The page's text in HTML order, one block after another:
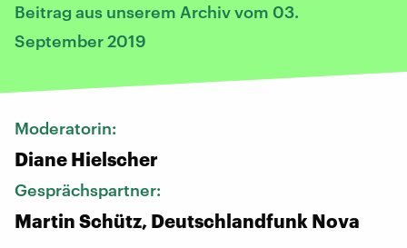
Beitrag aus unserem Archiv vom 03.
September 2019
Moderatorin:
Diane Hielscher
Gesprächspartner:
Martin Schütz, Deutschlandfunk Nova